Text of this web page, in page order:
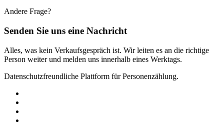
Andere Frage?
Senden Sie uns eine Nachricht
Alles, was kein Verkaufsgespräch ist. Wir leiten es an die richtige
Person weiter und melden uns innerhalb eines Werktags.
Datenschutzfreundliche Plattform für Personenzählung.